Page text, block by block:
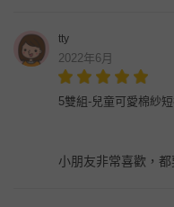
tty
2022年6月
5雙組-兒童可愛棉紗
小朋友非常喜歡，